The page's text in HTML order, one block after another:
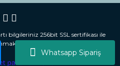
Whatsapp Sipariş
bilgileriniz 256bit SSL sertifikası ile